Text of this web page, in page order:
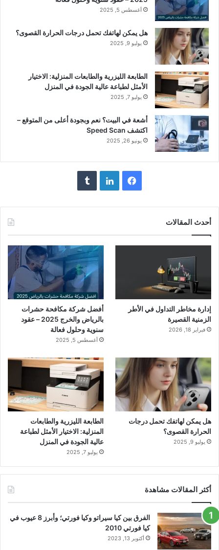
أغسطس 5, 2025
هل يمكن لهاتفك تحمل درجات الحرارة القصوى؟
يوليو 9, 2025
الطابعة الليزرية والطابعات المنزلية: الاختيار
الأمثل لطباعة عالية الجودة في المنزل
يوليو 7, 2025
أشعة في البيت؟ نعم وبجودة أعلى من المتوقع –
اكتشف Speed Scan
يونيو 26, 2025
فيسبوكلينكدإن
‏Tumblr
أحدث المقالات
إدارة مخاطر التداول في الأطر
الزمنية القصيرة
فبراير 18, 2026
أفضل شركة مكافحة حشرات
بالرياض والخرج 2025 – عقود
سنوية وحلول فعالة
أغسطس 5, 2025
هل يمكن لهاتفك تحمل درجات
الحرارة القصوى؟
يوليو 9, 2025
الطابعة الليزرية والطابعات
المنزلية: الاختيار الأمثل لطباعة
عالية الجودة في المنزل
يوليو 7, 2025
أكثر المقالات مشاهدة
الفرق بين كيا سيراتو وكيا فورتي؛ وأبرز 8 عيوب في
كيا فورتي 2010
أكتوبر 13, 2023